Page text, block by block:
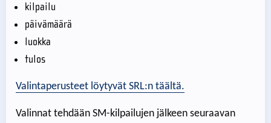
kilpailu
päivämäärä
luokka
tulos
Valintaperusteet löytyvät SRL:n täältä.
Valinnat tehdään SM-kilpailujen jälkeen seuraavan